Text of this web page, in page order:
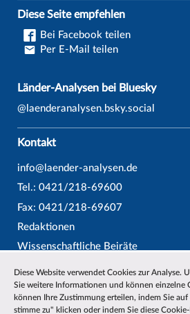
Diese Seite empfehlen
Bei Facebook teilen
Per E-Mail teilen
Länder-Analysen bei Bluesky
@laenderanalysen.bsky.social
Kontakt
info@laender-analysen.de
Tel.: 0421/218-69600
Fax: 0421/218-69607
Redaktionen
Wissenschaftliche Beiräte
Datenschutz—Impressum—
Diese Website verwendet Cookies zur Analyse.
Sie weitere Informationen und können einzelne
können Ihre Zustimmung erteilen, indem Sie
stimme zu" klicken oder indem Sie diese